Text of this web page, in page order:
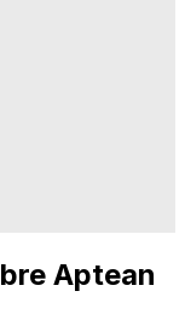
Aptean